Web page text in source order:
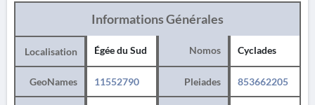
Informations Générales
Localisation Égée du Sud Nomos Cyclades
GeoNames 11552790 Pleiades 853662205